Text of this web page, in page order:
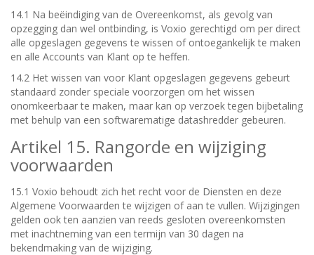
14.1 Na beëindiging van de Overeenkomst, als gevolg van
opzegging dan wel ontbinding, is Voxio gerechtigd om per direct
alle opgeslagen gegevens te wissen of ontoegankelijk te maken
en alle Accounts van Klant op te heffen.
14.2 Het wissen van voor Klant opgeslagen gegevens gebeurt
standaard zonder speciale voorzorgen om het wissen
onomkeerbaar te maken, maar kan op verzoek tegen bijbetaling
met behulp van een softwarematige datashredder gebeuren.
Artikel 15. Rangorde en wijziging
voorwaarden
15.1 Voxio behoudt zich het recht voor de Diensten en deze
Algemene Voorwaarden te wijzigen of aan te vullen. Wijzigingen
gelden ook ten aanzien van reeds gesloten overeenkomsten
met inachtneming van een termijn van 30 dagen na
bekendmaking van de wijziging.